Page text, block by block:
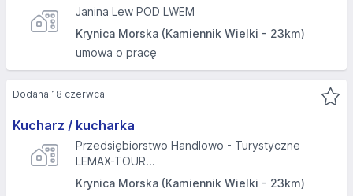
Janina Lew POD LWEM
Krynica Morska (Kamiennik Wielki - 23km)
umowa o pracę
Kucharz / kucharka
Przedsiębiorstwo Handlowo - Turystyczne
LEMAX-TOUR...
Krynica Morska (Kamiennik Wielki - 23km)
Dodana 18 czerwca